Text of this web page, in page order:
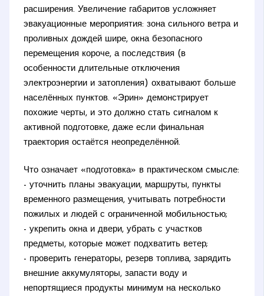
расширения. Увеличение габаритов усложняет
эвакуационные мероприятия: зона сильного ветра и
проливных дождей шире, окна безопасного
перемещения короче, а последствия (в
особенности длительные отключения
электроэнергии и затопления) охватывают больше
населённых пунктов. «Эрин» демонстрирует
похожие черты, и это должно стать сигналом к
активной подготовке, даже если финальная
траектория остаётся неопределённой.
Что означает «подготовка» в практическом смысле:
- уточнить планы эвакуации, маршруты, пункты
временного размещения, учитывать потребности
пожилых и людей с ограниченной мобильностью;
- укрепить окна и двери, убрать с участков
предметы, которые может подхватить ветер;
- проверить генераторы, резерв топлива, зарядить
внешние аккумуляторы, запасти воду и
непортящиеся продукты минимум на несколько